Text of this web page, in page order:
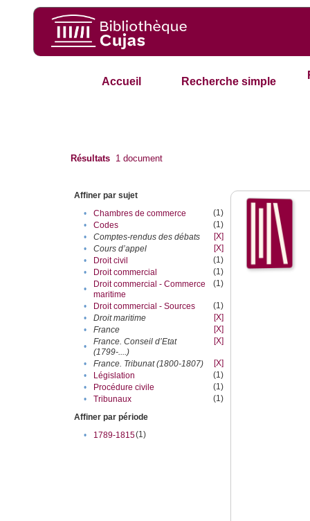
Accueil Recherche simple
Résultats 1 document
Affiner par sujet
•
Chambres de commerce
(1)
•
Codes
(1)
•
Comptes-rendus des débats
[X]
•
Cours d’appel
[X]
•
Droit civil
(1)
•
Droit commercial
(1)
•
Droit commercial - Commerce
maritime
(1)
• Droit commercial - Sources
(1)
•
Droit maritime
[X]
•
France
[X]
•
France. Conseil d’Etat
(1799-....)
[X]
• France. Tribunat (1800-1807)
[X]
•
Législation
(1)
•
Procédure civile
(1)
•
Tribunaux
(1)
Affiner par période
•
1789-1815(1)